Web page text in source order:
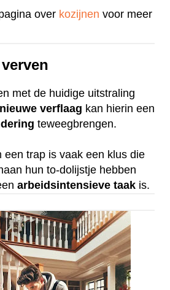
over kozijnen voor meer
met de huidige uitstraling
nieuwe verflaag kan hierin een
teweegbrengen.
een trap is vaak een klus die
hun to-dolijstje hebben
arbeidsintensieve taak is.